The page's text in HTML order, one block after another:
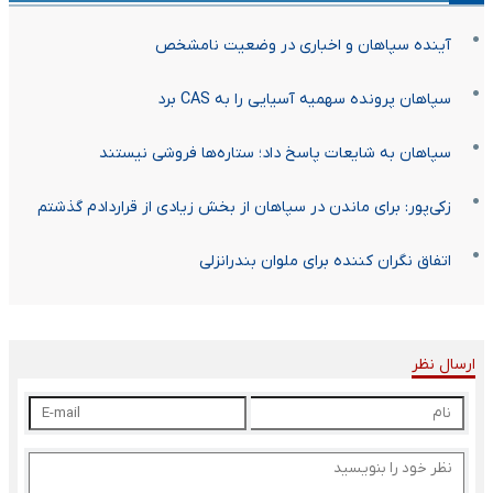
آینده سپاهان و اخباری در وضعیت نامشخص
سپاهان پرونده سهمیه آسیایی را به CAS برد
سپاهان به شایعات پاسخ داد؛ ستاره‌ها فروشی نیستند
زکی‌پور: برای ماندن در سپاهان از بخش زیادی از قراردادم گذشتم
اتفاق نگران کننده برای ملوان بندرانزلی
ارسال نظر